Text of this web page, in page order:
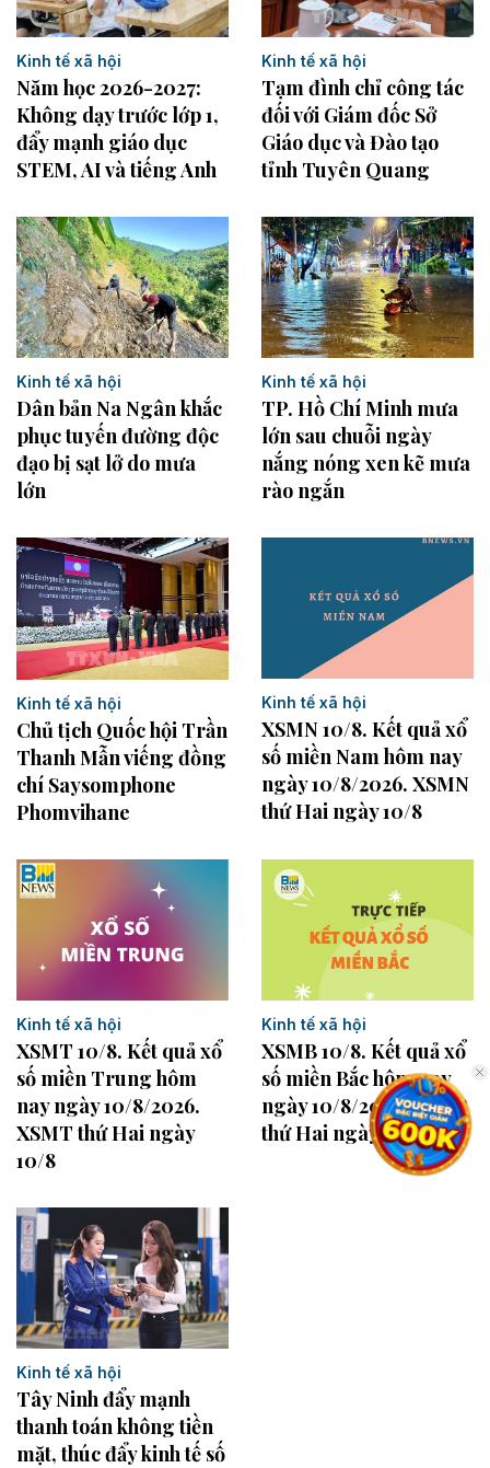
Kinh tế xã hội
Năm học 2026-2027:
Không dạy trước lớp 1,
đẩy mạnh giáo dục
STEM, AI và tiếng Anh
Kinh tế xã hội
Tạm đình chỉ công tác
đối với Giám đốc Sở
Giáo dục và Đào tạo
tỉnh Tuyên Quang
Kinh tế xã hội
Dân bản Na Ngân khắc
phục tuyến đường độc
đạo bị sạt lở do mưa
lớn
Kinh tế xã hội
TP. Hồ Chí Minh mưa
lớn sau chuỗi ngày
nắng nóng xen kẽ mưa
rào ngắn
Kinh tế xã hội
Chủ tịch Quốc hội Trần
Thanh Mẫn viếng đồng
chí Saysomphone
Phomvihane
Kinh tế xã hội
XSMN 10/8. Kết quả xổ
số miền Nam hôm nay
ngày 10/8/2026. XSMN
thứ Hai ngày 10/8
Kinh tế xã hội
XSMT 10/8. Kết quả xổ
số miền Trung hôm
nay ngày 10/8/2026.
XSMT thứ Hai ngày
10/8
Kinh tế xã hội
XSMB 10/8. Kết quả xổ
số miền Bắc hôm nay
ngày 10/8/2026. XSMB
thứ Hai ngày 10/8
Kinh tế xã hội
Tây Ninh đẩy mạnh
thanh toán không tiền
mặt, thúc đẩy kinh tế số